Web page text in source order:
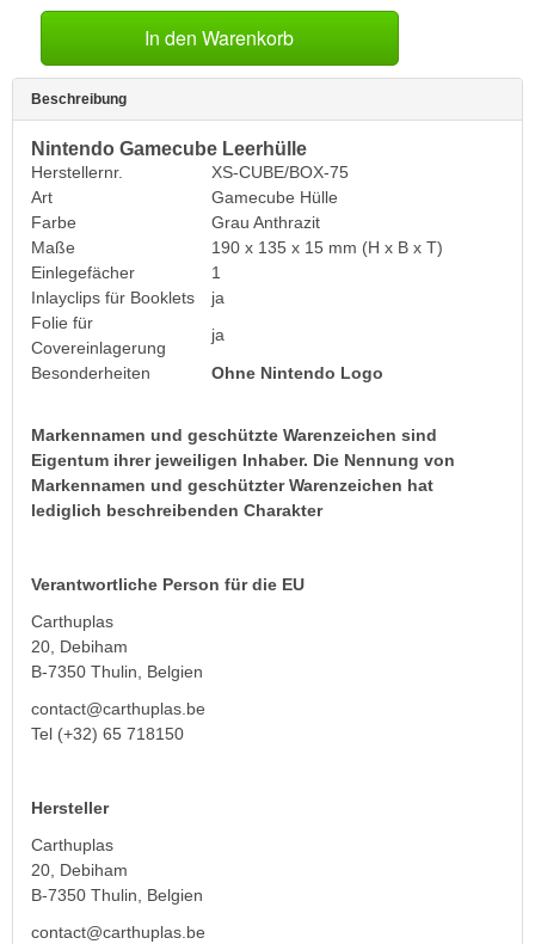
Beschreibung
Nintendo Gamecube Leerhülle
Herstellernr.
XS-CUBE/BOX-75
Art
Gamecube Hülle
Farbe
Grau Anthrazit
Maße
190 x 135 x 15 mm (H x B x T)
Einlegefächer
1
Inlayclips für Booklets
ja
Folie für
Covereinlagerung
ja
Besonderheiten
Ohne Nintendo Logo
Markennamen und geschützte Warenzeichen sind
Eigentum ihrer jeweiligen Inhaber. Die Nennung von
Markennamen und geschützter Warenzeichen hat
lediglich beschreibenden Charakter
Verantwortliche Person für die EU
Carthuplas
20, Debiham
B-7350 Thulin, Belgien
contact@carthuplas.be
Tel (+32) 65 718150
Hersteller
Carthuplas
20, Debiham
B-7350 Thulin, Belgien
contact@carthuplas.be